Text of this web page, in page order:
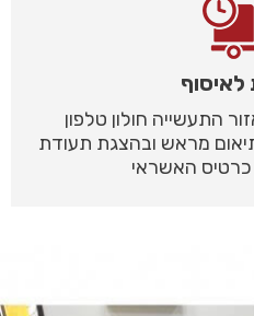
15 א' אזור התעשייה חולון טלפון
03-5567536 בתיאום מראש ובהצגת תעודת
האשראי